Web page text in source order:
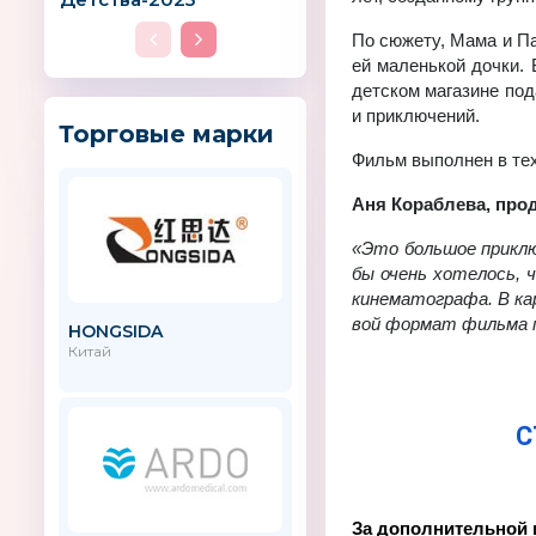
Торговые марки
HONGSIDA
Китай
Moulin Roty
По сю­жету, Мама и
ей ма­лень­кой доч­ки.
дет­ском ма­га­зине
и при­клю­че­ний.
Фильм вы­пол­нен в
Аня Ко­раб­лева,
«Это боль­шое
бы очень хо­те­лось,
ки­не­ма­то­гра­фа. В
вой фор­мат филь­ма
За дополнительной